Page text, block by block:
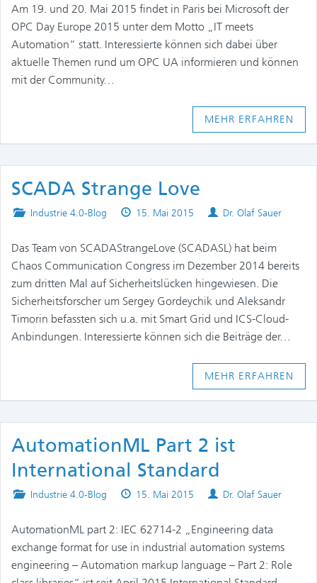
Am 19. und 20. Mai 2015 findet in Paris bei Microsoft der
OPC Day Europe 2015 unter dem Motto „IT meets
Automation“ statt. Interessierte können sich dabei über
aktuelle Themen rund um OPC UA informieren und können
mit der Community…
MEHR ERFAHREN
SCADA Strange Love
Posted
Industrie 4.0-Blog
Published
15. Mai 2015 Authors
Dr. Olaf Sauer
Das Team von SCADAStrangeLove (SCADASL) hat beim
Chaos Communication Congress im Dezember 2014 bereits
zum dritten Mal auf Sicherheitslücken hingewiesen. Die
Sicherheitsforscher um Sergey Gordeychik und Aleksandr
Timorin befassten sich u.a. mit Smart Grid und ICS-Cloud-
Anbindungen. Interessierte können sich die Beiträge der…
MEHR ERFAHREN
AutomationML Part 2 ist
International Standard
Posted
Industrie 4.0-Blog
Published
15. Mai 2015 Authors
Dr. Olaf Sauer
AutomationML part 2: IEC 62714-2 „Engineering data
exchange format for use in industrial automation systems
engineering – Automation markup language – Part 2: Role